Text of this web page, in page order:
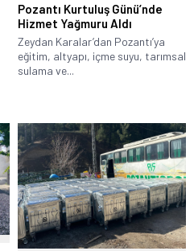
Pozantı Kurtuluş Günü’nde
Hizmet Yağmuru Aldı
Zeydan Karalar’dan Pozantı’ya
eğitim, altyapı, içme suyu, tarımsal
sulama ve...